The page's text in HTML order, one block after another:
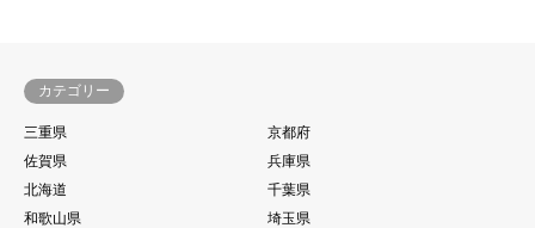
カテゴリー
三重県
京都府
佐賀県
兵庫県
北海道
千葉県
和歌山県
埼玉県